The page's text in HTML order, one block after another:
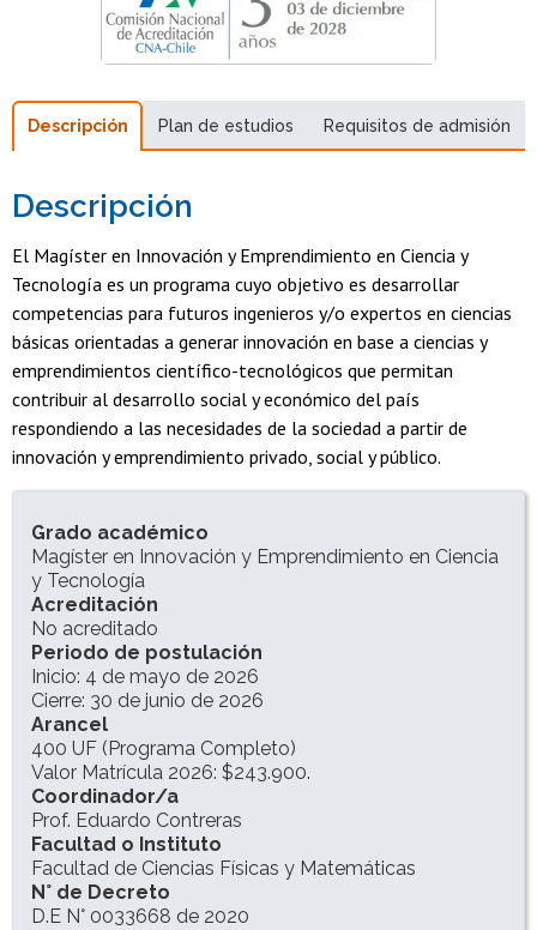
Descripción Plan de estudios Requisitos de admisión
Descripción
El Magíster en Innovación y Emprendimiento en Ciencia y
Tecnología es un programa cuyo objetivo es desarrollar
competencias para futuros ingenieros y/o expertos en ciencias
básicas orientadas a generar innovación en base a ciencias y
emprendimientos científico-tecnológicos que permitan
contribuir al desarrollo social y económico del país
respondiendo a las necesidades de la sociedad a partir de
innovación y emprendimiento privado, social y público.
INFORMACIÓN DEL PROGRAMA
Grado académico
Magíster en Innovación y Emprendimiento en Ciencia
y Tecnología
Acreditación
No acreditado
Periodo de postulación
Inicio: 4 de mayo de 2026
Cierre: 30 de junio de 2026
Arancel
400 UF (Programa Completo)
Valor Matrícula 2026: $243.900.
Coordinador/a
Prof. Eduardo Contreras
Facultad o Instituto
Facultad de Ciencias Físicas y Matemáticas
N° de Decreto
D.E N° 0033668 de 2020